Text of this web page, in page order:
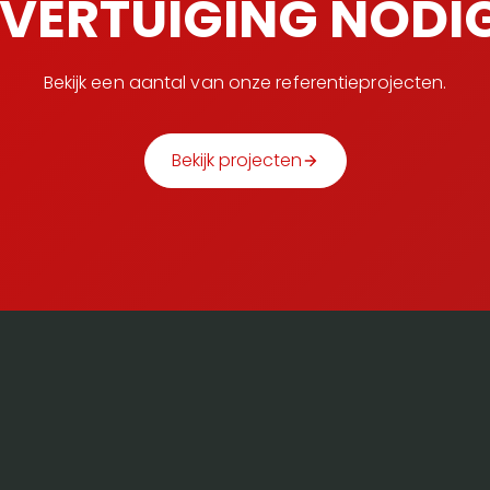
Bekijk een aantal van onze referentieprojecten.
Bekijk projecten